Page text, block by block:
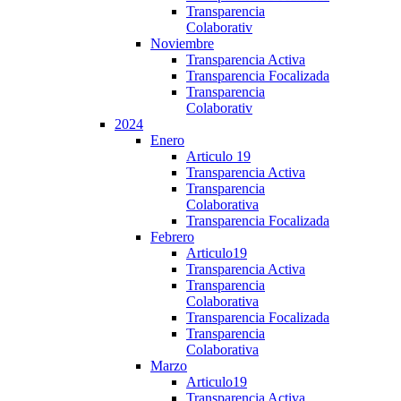
Transparencia
Colaborativ
Noviembre
Transparencia Activa
Transparencia Focalizada
Transparencia
Colaborativ
2024
Enero
Articulo 19
Transparencia Activa
Transparencia
Colaborativa
Transparencia Focalizada
Febrero
Articulo19
Transparencia Activa
Transparencia
Colaborativa
Transparencia Focalizada
Transparencia
Colaborativa
Marzo
Articulo19
Transparencia Activa